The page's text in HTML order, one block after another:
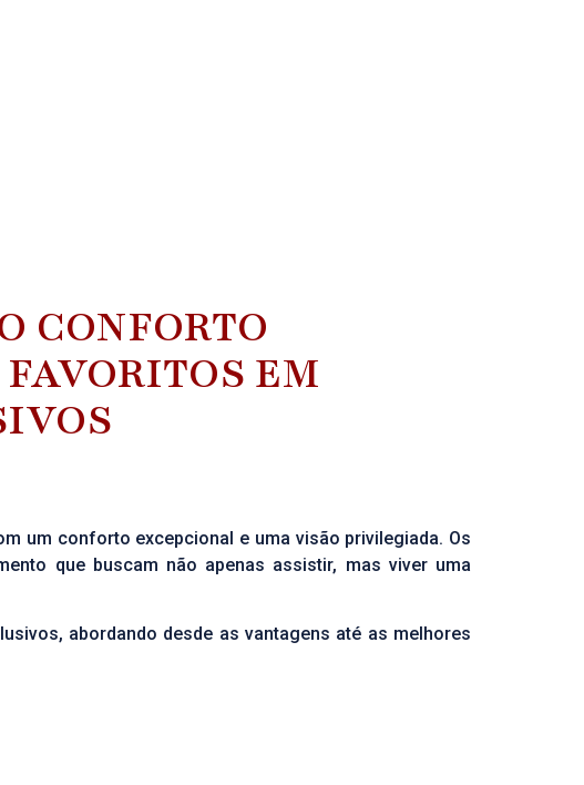
CONFORTO
EM
um conforto excepcional e uma visão privilegiada. Os
que buscam não apenas assistir, mas viver uma
abordando desde as vantagens até as melhores